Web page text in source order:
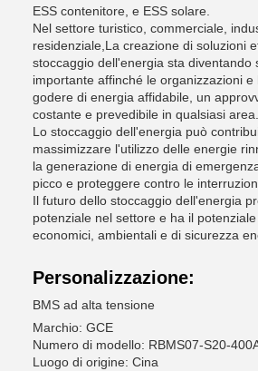
ESS contenitore, e ESS solare.
Nel settore turistico, commerciale,
residenziale,La creazione di soluzioni
stoccaggio dell'energia sta diventando
importante affinché le organizzazioni
godere di energia affidabile, un
costante e prevedibile in qualsiasi area.
Lo stoccaggio dell'energia può
massimizzare l'utilizzo delle energie
la generazione di energia di
picco e proteggere contro le
Il futuro dello stoccaggio dell'energia
potenziale nel settore e ha il
economici, ambientali e di sicurezza
Personalizzazione:
BMS ad alta tensione
Marchio: GCE
Numero di modello: RBMS07-S20-
Luogo di origine: Cina